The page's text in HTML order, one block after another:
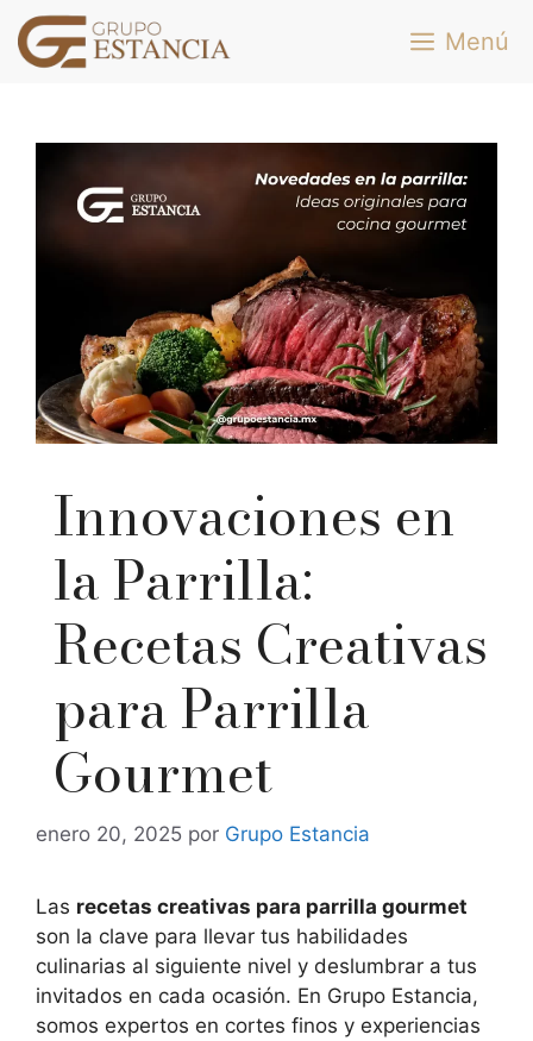
Saltar
contenido
Menú
Innovaciones en
la Parrilla:
Recetas Creativas
para Parrilla
Gourmet
enero 20, 2025 por Grupo Estancia
Las recetas creativas para parrilla gourmet
son la clave para llevar tus habilidades
culinarias al siguiente nivel y deslumbrar a tus
invitados en cada ocasión. En Grupo Estancia,
somos expertos en cortes finos y experiencias